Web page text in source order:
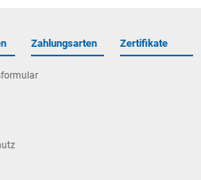
Zahlungsarten Zertifikate